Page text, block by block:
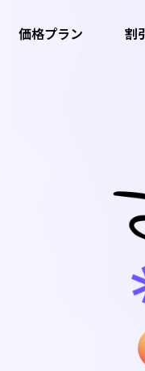
AI背景リム
すべてのAI画
すべてのAI動画
音声抽出
すべてのAI音声
価格プラン 割